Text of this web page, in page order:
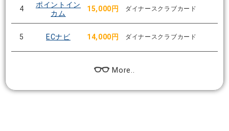
4
ポイントイン
カム
15,000円 ダイナースクラブカード
5 ECナビ 14,000円 ダイナースクラブカード
More..